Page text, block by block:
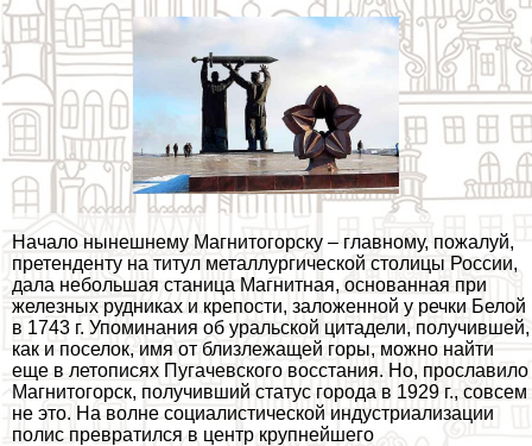
Начало нынешнему Магнитогорску – главному, пожалуй,
претенденту на титул металлургической столицы России,
дала небольшая станица Магнитная, основанная при
железных рудниках и крепости, заложенной у речки Белой
в 1743 г. Упоминания об уральской цитадели, получившей,
как и поселок, имя от близлежащей горы, можно найти
еще в летописях Пугачевского восстания. Но, прославило
Магнитогорск, получивший статус города в 1929 г., совсем
не это. На волне социалистической индустриализации
полис превратился в центр крупнейшего